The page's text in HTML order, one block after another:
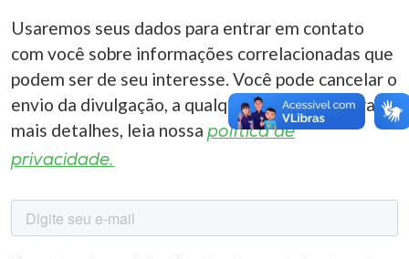
Usaremos seus dados para entrar em contato
com você sobre informações correlacionadas que
podem ser de seu interesse. Você pode cancelar o
envio da divulgação, a qualquer momento. Para
mais detalhes, leia nossa política de
privacidade.